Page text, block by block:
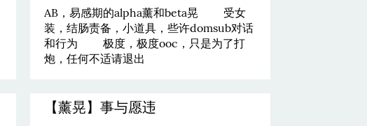
AB，易感期的alpha薰和beta晃 受女
装，结肠责备，小道具，些许domsub对话
和行为 极度，极度ooc，只是为了打
炮，任何不适请退出
【薰晃】事与愿违